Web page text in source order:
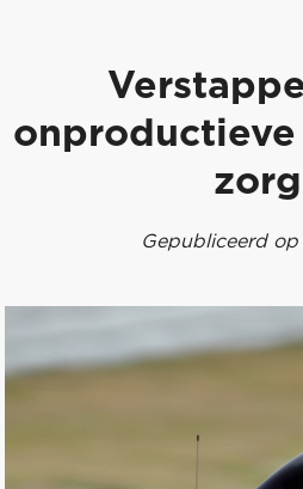
Gepubliceerd op